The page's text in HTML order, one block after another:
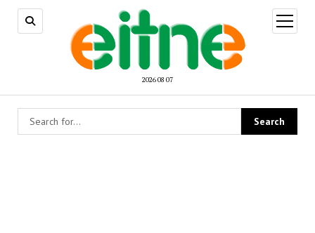
2026 08 07
open
menu